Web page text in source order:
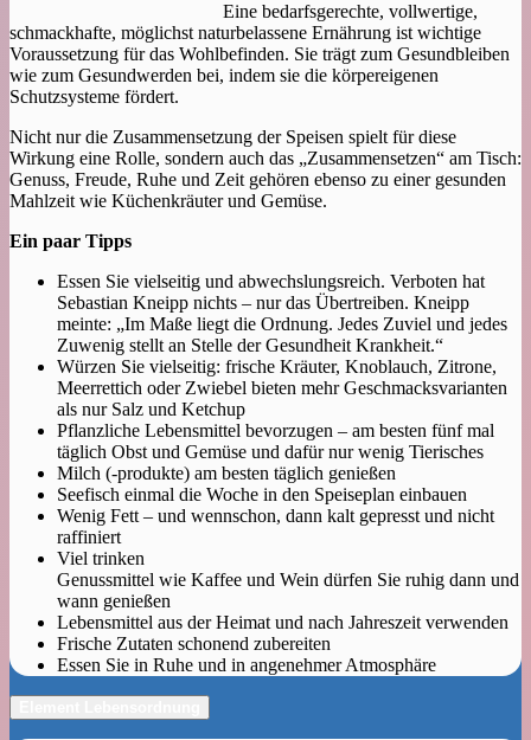
Eine bedarfsgerechte, vollwertige,
schmackhafte, möglichst naturbelassene Ernährung ist wichtige
Voraussetzung für das Wohlbefinden. Sie trägt zum Gesundbleiben
wie zum Gesundwerden bei, indem sie die körpereigenen
Schutzsysteme fördert.
Nicht nur die Zusammensetzung der Speisen spielt für diese
Wirkung eine Rolle, sondern auch das „Zusammensetzen“ am Tisch:
Genuss, Freude, Ruhe und Zeit gehören ebenso zu einer gesunden
Mahlzeit wie Küchenkräuter und Gemüse.
Ein paar Tipps
Essen Sie vielseitig und abwechslungsreich. Verboten hat
Sebastian Kneipp nichts – nur das Übertreiben. Kneipp
meinte: „Im Maße liegt die Ordnung. Jedes Zuviel und jedes
Zuwenig stellt an Stelle der Gesundheit Krankheit.“
Würzen Sie vielseitig: frische Kräuter, Knoblauch, Zitrone,
Meerrettich oder Zwiebel bieten mehr Geschmacksvarianten
als nur Salz und Ketchup
Pflanzliche Lebensmittel bevorzugen – am besten fünf mal
täglich Obst und Gemüse und dafür nur wenig Tierisches
Milch (-produkte) am besten täglich genießen
Seefisch einmal die Woche in den Speiseplan einbauen
Wenig Fett – und wennschon, dann kalt gepresst und nicht
raffiniert
Viel trinken
Genussmittel wie Kaffee und Wein dürfen Sie ruhig dann und
wann genießen
Lebensmittel aus der Heimat und nach Jahreszeit verwenden
Frische Zutaten schonend zubereiten
Essen Sie in Ruhe und in angenehmer Atmosphäre